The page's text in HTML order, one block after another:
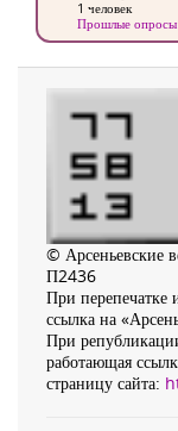
1 человек
Прошлые опросы
© Арсеньевские
П2436
При перепечатке
ссылка на
При
работающая
страницу сайта: